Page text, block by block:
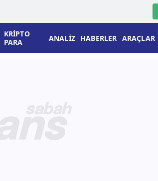
KRİPTO
PARA
ANALİZ HABERLER ARAÇLAR